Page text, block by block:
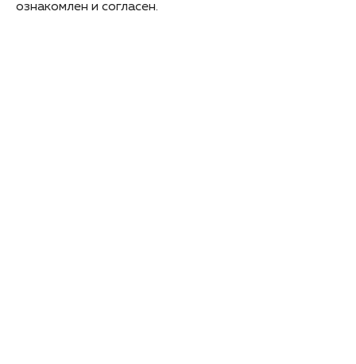
ознакомлен и согласен.